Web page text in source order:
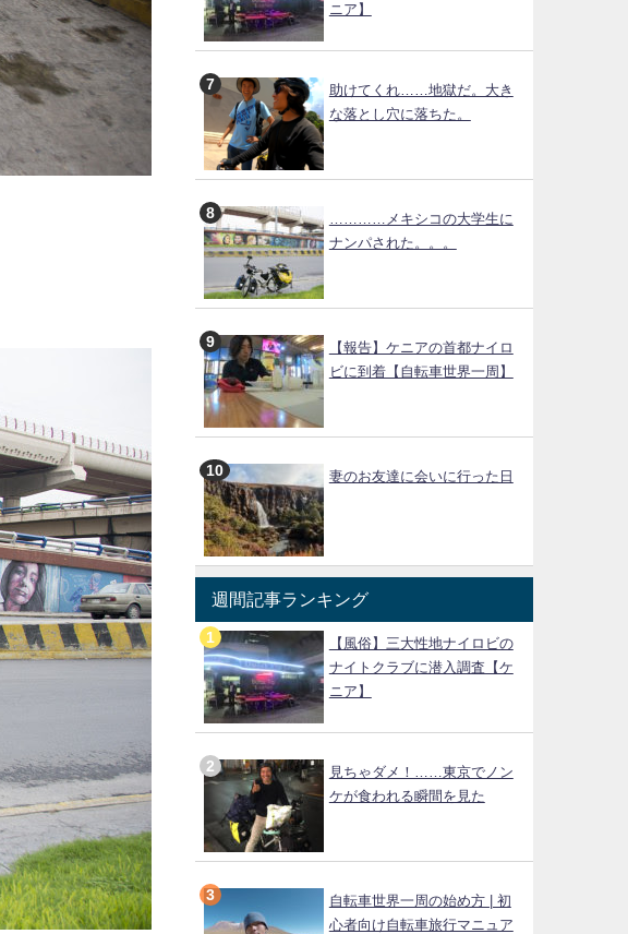
ニア】
助けてくれ……地獄だ。大き
な落とし穴に落ちた。
…………メキシコの大学生に
ナンパされた。。。
【報告】ケニアの首都ナイロ
ビに到着【自転車世界一周】
妻のお友達に会いに行った日
週間記事ランキング
【風俗】三大性地ナイロビの
ナイトクラブに潜入調査【ケ
ニア】
見ちゃダメ！……東京でノン
ケが食われる瞬間を見た
自転車世界一周の始め方 | 初
心者向け自転車旅行マニュア